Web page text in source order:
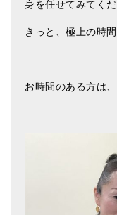
身を任せてみてく
きっと、極上の時
お時間のある方は